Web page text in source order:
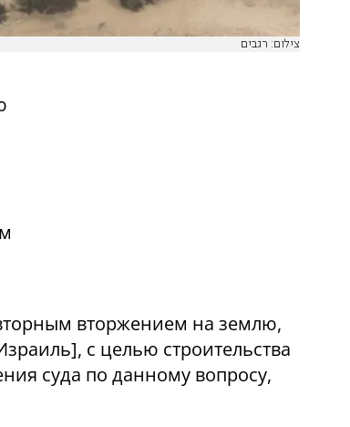
צילום: רגבים
вторжением на землю,
с целью строительства
суда по данному вопросу,